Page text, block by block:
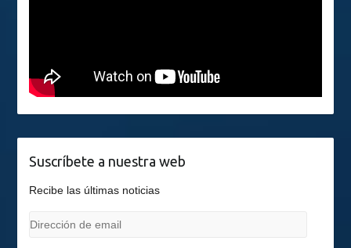
Suscríbete a nuestra web
Recibe las últimas noticias
Dirección